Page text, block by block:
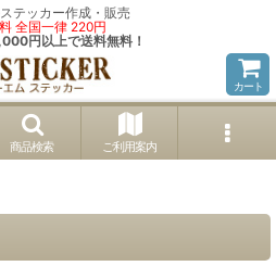
テッカー作成・販売
全国一律 220円
円以上で送料無料！
カート
商品検索 ご利用案内